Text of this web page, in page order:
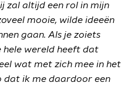
zal altijd een rol in mijn
mooie, wilde ideeën
gaan. Als je zoiets
hele wereld heeft dat
wat met zich mee in het
dat ik me daardoor een